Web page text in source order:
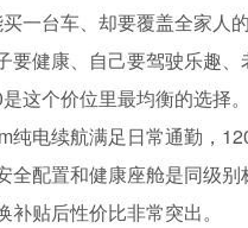
买一台车、却要覆盖全家
要健康、自己要驾驶乐趣、
这个价位里最均衡的选择
纯电续航满足日常通勤，
全配置和健康座舱是同级
补贴后性价比非常突出。